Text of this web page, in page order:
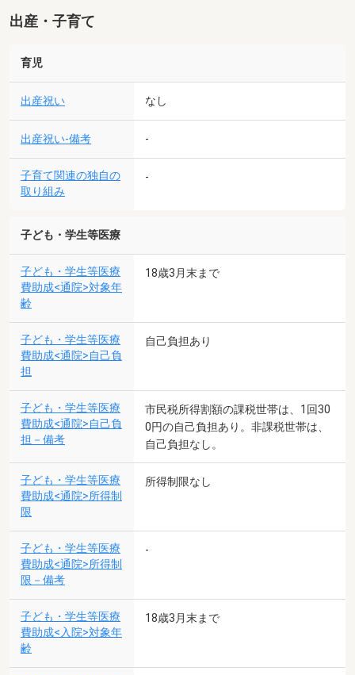
出産・子育て
育児
出産祝い なし
出産祝い-備考 -
子育て関連の独自の
取り組み
-
子ども・学生等医療
子ども・学生等医療
費助成<通院>対象年
齢
18歳3月末まで
子ども・学生等医療
費助成<通院>自己負
担
自己負担あり
子ども・学生等医療
費助成<通院>自己負
担－備考
市民税所得割額の課税世帯は、1回30
0円の自己負担あり。非課税世帯は、
自己負担なし。
子ども・学生等医療
費助成<通院>所得制
限
所得制限なし
子ども・学生等医療
費助成<通院>所得制
限－備考
-
子ども・学生等医療
費助成<入院>対象年
齢
18歳3月末まで